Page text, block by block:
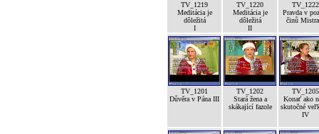
TV_1219
Meditácia je
dôležitá
I
TV_1220
Meditácia je
dôležitá
II
TV_1222
Pravda v
činů
TV_1201
Důvěra v Pána III
TV_1202
Stará žena a
skákající fazole
TV_1205
Konať ako
skutočné
IV